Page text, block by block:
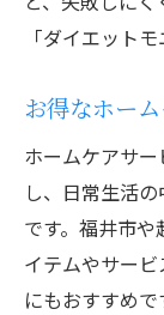
「ダイエット
お得なホー
ホームケアサ
し、日常生活
です。福井市
イテムやサー
にもおすすめで